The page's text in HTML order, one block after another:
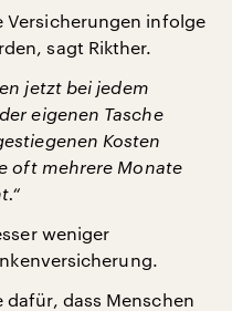
Versicherungen infolge
sagt Rikther.
jetzt bei jedem
eigenen Tasche
Kosten
oft mehrere Monate
weniger
dass Menschen